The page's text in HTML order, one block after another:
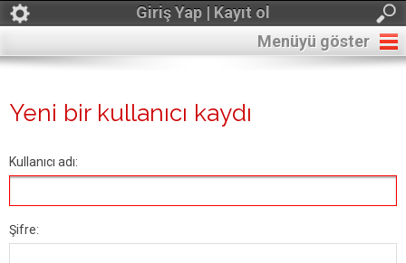
Giriş Yap | Kayıt ol
Menüyü göster
Yeni bir kullanıcı kaydı
Kullanıcı adı:
Şifre: